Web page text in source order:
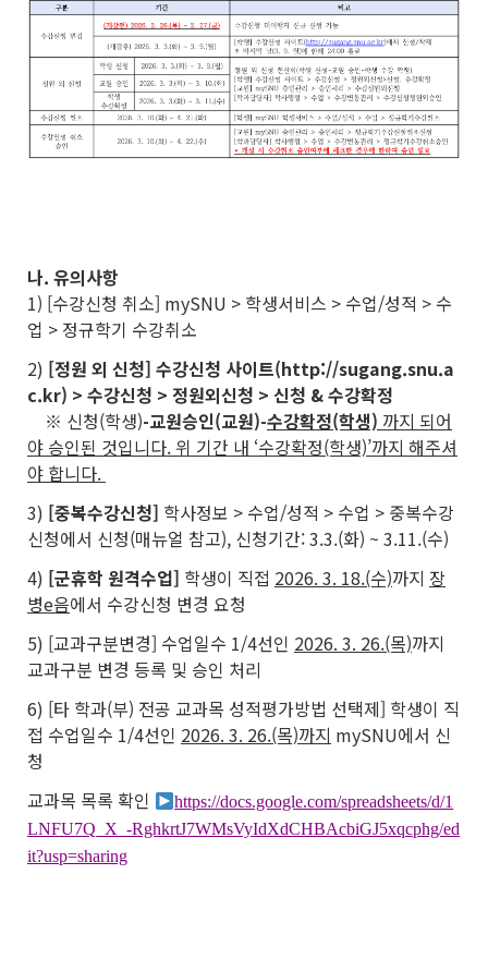
나. 유의사항
1) [수강신청 취소] mySNU > 학생서비스 > 수업/성적 > 수
업 > 정규학기 수강취소
2) [정원 외 신청] 수강신청 사이트(http://sugang.snu.a
c.kr) > 수강신청 > 정원외신청 > 신청 & 수강확정
※ 신청(학생)-교원승인(교원)-수강확정(학생) 까지 되어
야 승인된 것입니다. 위 기간 내 ‘수강확정(학생)’까지 해주셔
야 합니다.
3) [중복수강신청] 학사정보 > 수업/성적 > 수업 > 중복수강
신청에서 신청(매뉴얼 참고), 신청기간: 3.3.(화) ~ 3.11.(수)
4) [군휴학 원격수업] 학생이 직접 2026. 3. 18.(수)까지 장
병e음에서 수강신청 변경 요청
5) [교과구분변경] 수업일수 1/4선인 2026. 3. 26.(목)까지
교과구분 변경 등록 및 승인 처리
6) [타 학과(부) 전공 교과목 성적평가방법 선택제] 학생이 직
접 수업일수 1/4선인 2026. 3. 26.(목)까지 mySNU에서 신
청
교과목 목록 확인
https://docs.google.com/spreadsheets/d/1
LNFU7Q_X_-RghkrtJ7WMsVyIdXdCHBAcbiGJ5xqcphg/ed
it?usp=sharing